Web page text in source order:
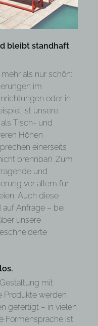
bleibt standhaft
als nur schön:
im
oder in
ist unsere
Tisch- und
Höhen
einerseits
brennbar). Zum
und
vor allem für
Auch diese
auf Anfrage – bei
unsere
mit
Produkte werden
gefertigt – in vielen
Formensprache ist